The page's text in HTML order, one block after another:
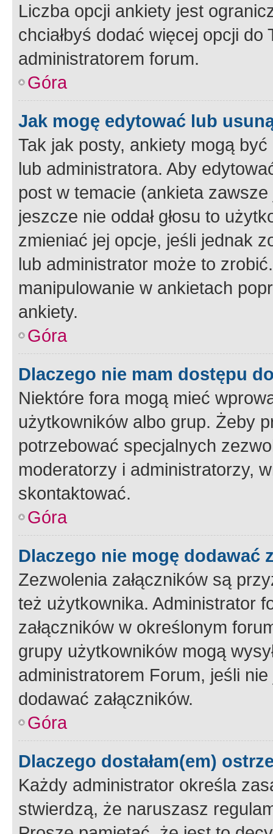
Liczba opcji ankiety jest
chciałbyś dodać więcej opcji
administratorem forum.
Góra
Jak mogę edytować lub
Tak jak posty, ankiety mogą
lub administratora. Aby
post w temacie (ankieta
jeszcze nie oddał głosu to
zmieniać jej opcje, jeśli jednak
lub administrator może to
manipulowanie w ankietach
ankiety.
Góra
Dlaczego nie mam dostępu
Niektóre fora mogą mieć
użytkowników albo grup. Żeby
potrzebować specjalnych
moderatorzy i administratorzy,
skontaktować.
Góra
Dlaczego nie mogę dodawać
Zezwolenia załączników są
też użytkownika. Administrator
załączników w określonym
grupy użytkowników mogą
administratorem Forum, jeśli
dodawać załączników.
Góra
Dlaczego dostałam(em)
Każdy administrator określa
stwierdzą, że naruszasz